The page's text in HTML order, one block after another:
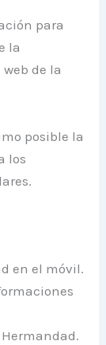
para
la
de la
posible la
los
en el móvil.